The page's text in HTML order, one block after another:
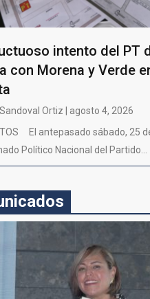
intento del PT
con Morena y Verde
Ortiz | agosto 4, 2026
El antepasado sábado, 25
Político Nacional del Partido...